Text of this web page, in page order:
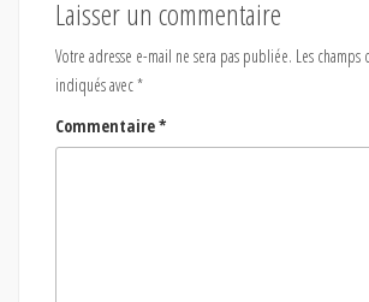
Laisser un commentaire
Votre adresse e-mail ne sera pas publiée. Les
indiqués avec*
Commentaire*